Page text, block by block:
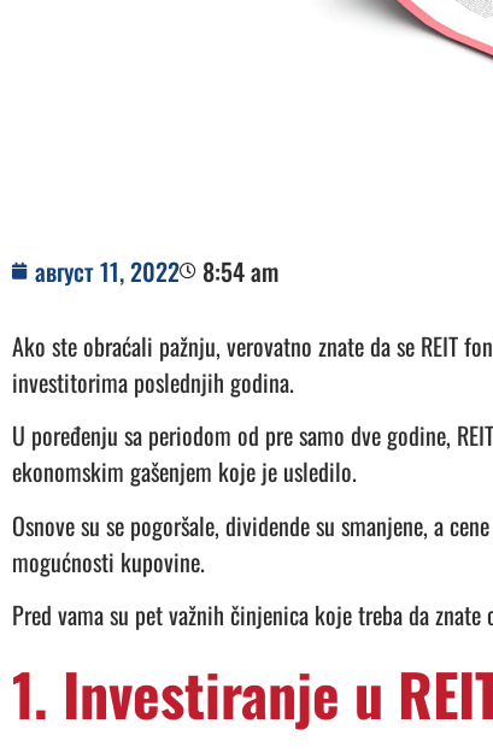
август 11, 2022 8:54 am
Ako ste obraćali pažnju, verovatno znate da se REIT
investitorima poslednjih godina.
U poređenju sa periodom od pre samo dve godine,
ekonomskim gašenjem koje je usledilo.
Osnove su se pogoršale, dividende su smanjene, a
mogućnosti kupovine.
Pred vama su pet važnih činjenica koje treba da
1. Investiranje u